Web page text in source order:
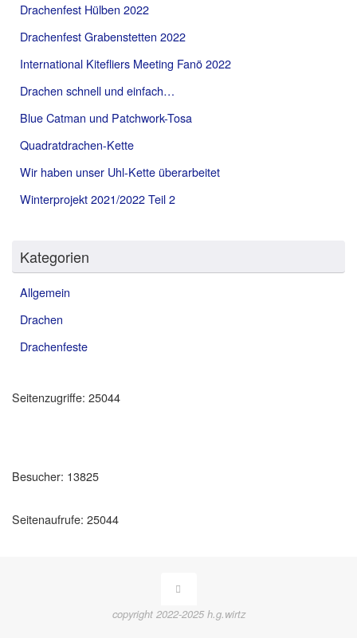
Drachenfest Hülben 2022
Drachenfest Grabenstetten 2022
International Kitefliers Meeting Fanö 2022
Drachen schnell und einfach…
Blue Catman und Patchwork-Tosa
Quadratdrachen-Kette
Wir haben unser Uhl-Kette überarbeitet
Winterprojekt 2021/2022 Teil 2
Kategorien
Allgemein
Drachen
Drachenfeste
Seitenzugriffe: 25044
Besucher: 13825
Seitenaufrufe: 25044
copyright 2022-2025 h.g.wirtz